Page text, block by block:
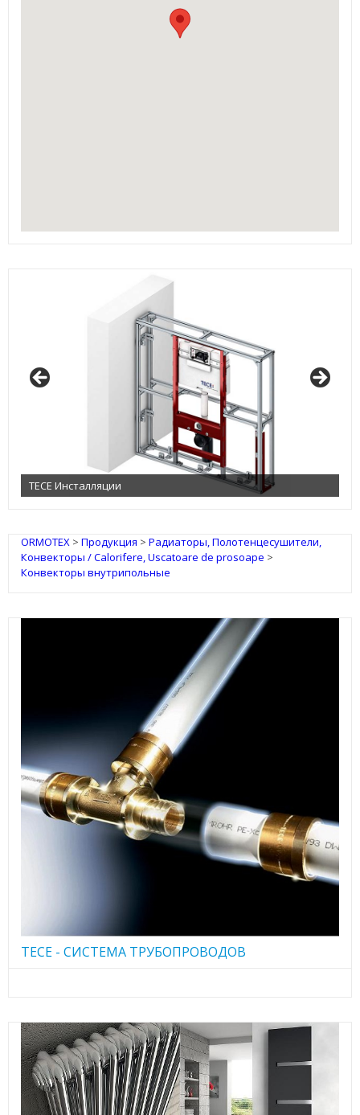
TECE Инсталляции
ORMOTEX > Продукция > Радиаторы, Полотенцесушители,
Конвекторы / Calorifere, Uscatoare de prosoape >
Конвекторы внутрипольные
TECE - CИСТЕМА ТРУБОПРОВОДОВ